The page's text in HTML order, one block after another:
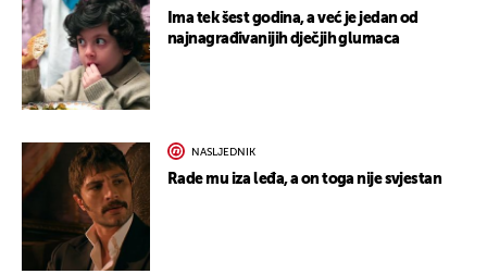
Ima tek šest godina, a već je jedan od
najnagrađivanijih dječjih glumaca
NASLJEDNIK
Rade mu iza leđa, a on toga nije svjestan